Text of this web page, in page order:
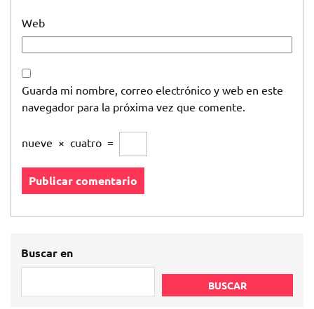
Web
Guarda mi nombre, correo electrónico y web en este
navegador para la próxima vez que comente.
nueve × cuatro =
Buscar en
BUSCAR